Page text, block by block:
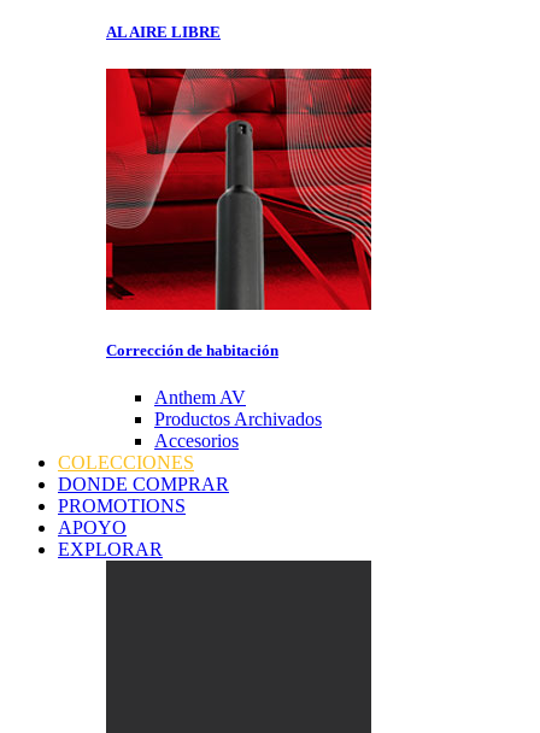
AL AIRE LIBRE
Corrección de habitación
Anthem AV
Productos Archivados
Accesorios
COLECCIONES
DONDE COMPRAR
PROMOTIONS
APOYO
EXPLORAR